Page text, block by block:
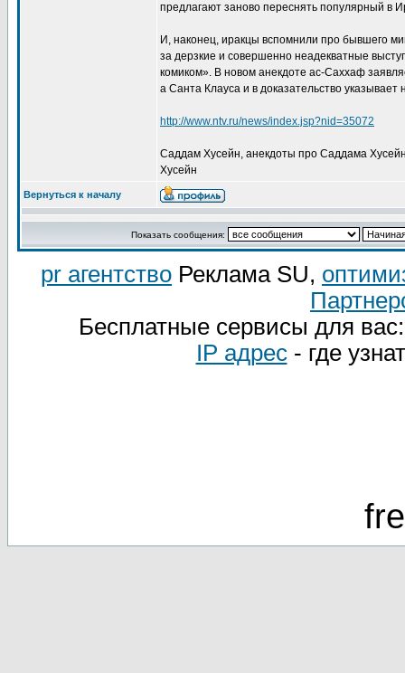
предлагают заново переснять популярный в
И, наконец, иракцы вспомнили про бывшего
за дерзкие и совершенно неадекватные
комиком». В новом анекдоте ас-Саххаф
а Санта Клауса и в доказательство
http://www.ntv.ru/news/index.jsp?nid=35072
Саддам Хусейн, анекдоты про Саддама
Хусейн
Вернуться к началу
Показать сообщения:
pr агентство Реклама SU,
Бесплатные сервисы для
IP адрес- где